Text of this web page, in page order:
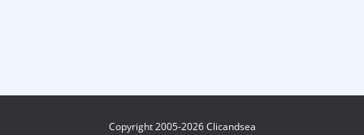
Copyright 2005-2026 Clicandsea